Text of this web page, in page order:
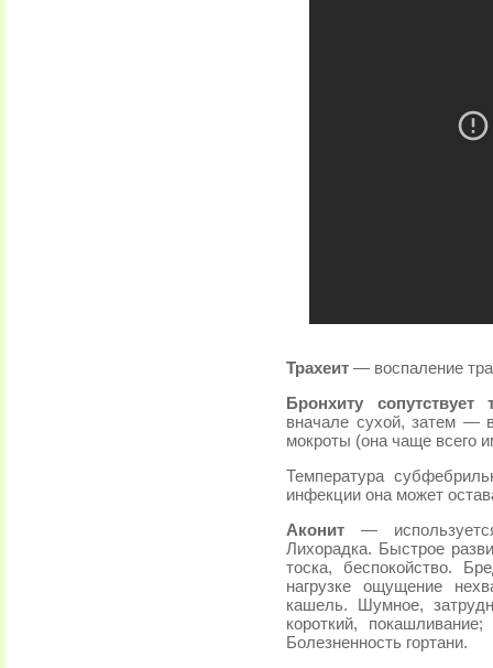
Трахеит — воспаление
Бронхиту сопутствует
вначале сухой, затем —
мокроты (она чаще всего
Температура
инфекции она может
Аконит —
Лихорадка. Быстрое
тоска, беспокойство.
нагрузке ощущение
кашель. Шумное,
короткий,
Болезненность гортани.